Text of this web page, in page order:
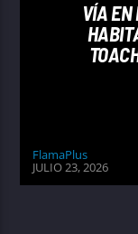
VÍA EN
FlamaPlus
JULIO 23, 2026